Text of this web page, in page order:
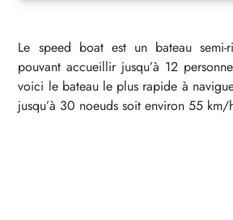
Le speed boat est un bateau
pouvant accueillir jusqu’à 12
voici le bateau le plus rapide à
jusqu’à 30 noeuds soit environ 55 km/